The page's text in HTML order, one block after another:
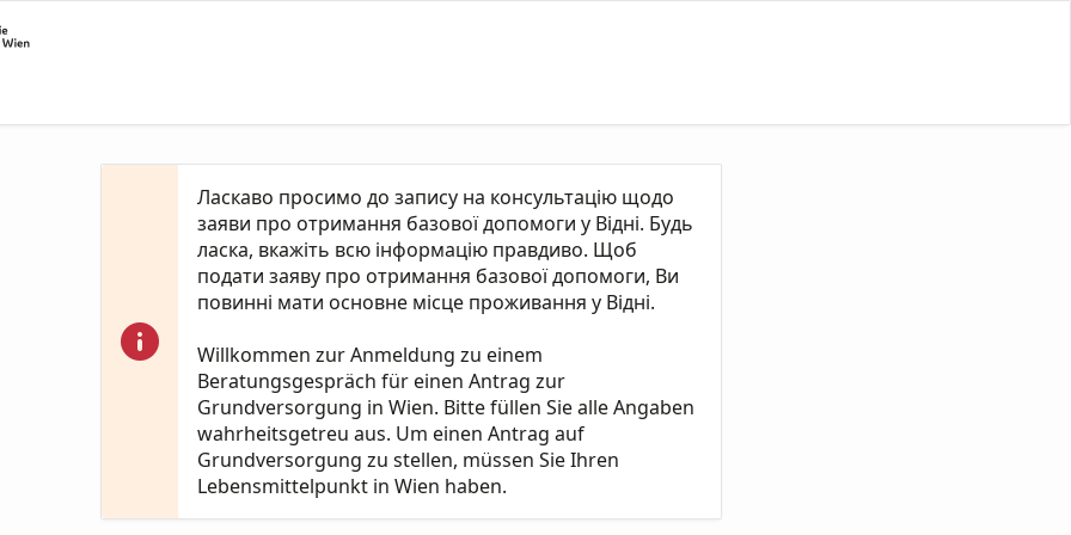
Ласкаво просимо до запису на консультацію щодо
заяви про отримання базової допомоги у Відні. Будь
ласка, вкажіть всю інформацію правдиво. Щоб
подати заяву про отримання базової допомоги, Ви
повинні мати основне місце проживання у Відні.
Willkommen zur Anmeldung zu einem
Beratungsgespräch für einen Antrag zur
Grundversorgung in Wien. Bitte füllen Sie alle Angaben
wahrheitsgetreu aus. Um einen Antrag auf
Grundversorgung zu stellen, müssen Sie Ihren
Lebensmittelpunkt in Wien haben.